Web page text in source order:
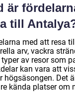
är
till
med att resa
arv, vackra
av resor som
kan vara att
högsäsongen. Det
kända platser om